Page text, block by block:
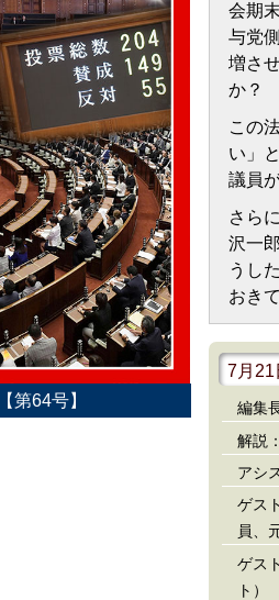
【第64号】
会期
与党
増さ
か？
この
い」
議員
さら
沢一
うし
おき
7月21
編集
解説
アシ
ゲス
員、
ゲス
ト）